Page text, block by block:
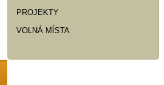
PROJEKTY
VOLNÁ MÍSTA